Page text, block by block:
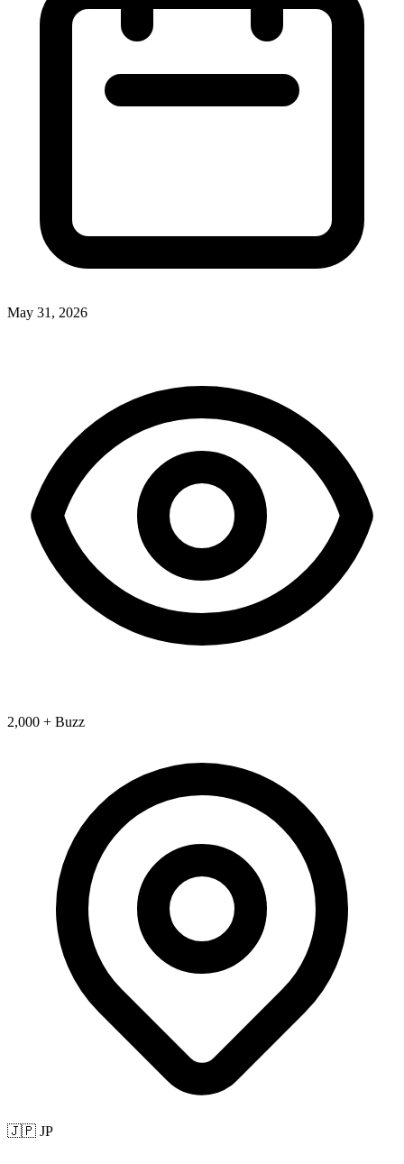
May 31, 2026
2,000 + Buzz
🇯🇵 JP